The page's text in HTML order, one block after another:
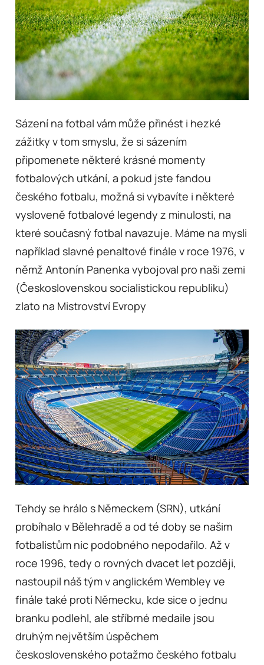
Sázení na fotbal vám může přinést i hezké
zážitky v tom smyslu, že si sázením
připomenete některé krásné momenty
fotbalových utkání, a pokud jste fandou
českého fotbalu, možná si vybavíte i některé
vysloveně fotbalové legendy z minulosti, na
které současný fotbal navazuje. Máme na mysli
například slavné penaltové finále v roce 1976, v
němž Antonín Panenka vybojoval pro naši zemi
(Československou socialistickou republiku)
zlato na Mistrovství Evropy
Tehdy se hrálo s Německem (SRN), utkání
probíhalo v Bělehradě a od té doby se našim
fotbalistům nic podobného nepodařilo. Až v
roce 1996, tedy o rovných dvacet let později,
nastoupil náš tým v anglickém Wembley ve
finále také proti Německu, kde sice o jednu
branku podlehl, ale stříbrné medaile jsou
druhým největším úspěchem
československého potažmo českého fotbalu